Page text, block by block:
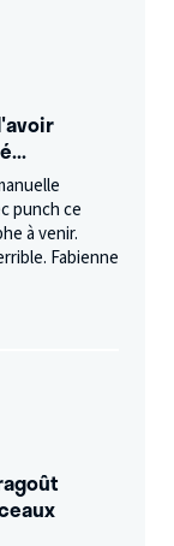
punch ce
à venir.
Fabienne